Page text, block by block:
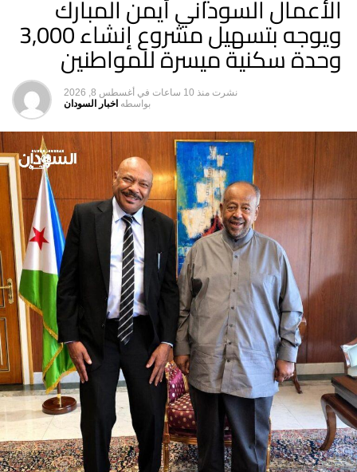
الأعمال السوداني أيمن المبارك
ويوجه بتسهيل مشروع إنشاء 3,000
وحدة سكنية ميسرة للمواطنين
نشرت منذ 10 ساعات في أغسطس 8, 2026
بواسطه اخبار السودان